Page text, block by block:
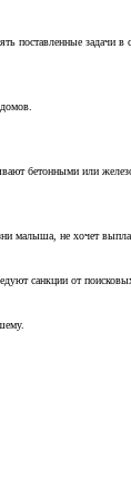
задачи
бетонными или
не хочет
санкции от